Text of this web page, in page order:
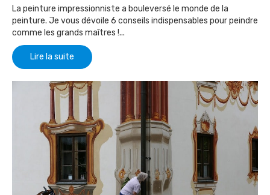
La peinture impressionniste a bouleversé le monde de la
peinture. Je vous dévoile 6 conseils indispensables pour peindre
comme les grands maîtres !...
Lire la suite